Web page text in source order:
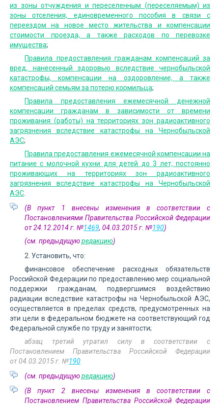
из зоны отчуждения и переселенным (переселяемым) из
зоны отселения, единовременного пособия в связи с
переездом на новое место жительства и компенсации
стоимости проезда, а также расходов по перевозке
имущества;
Правила предоставления гражданам компенсаций за
вред, нанесенный здоровью вследствие чернобыльской
катастрофы, компенсации на оздоровление, а также
компенсаций семьям за потерю кормильца;
Правила предоставления ежемесячной денежной
компенсации гражданам в зависимости от времени
проживания (работы) на территориях зон радиоактивного
загрязнения вследствие катастрофы на Чернобыльской
АЭС;
Правила предоставления ежемесячной компенсации на
питание с молочной кухни для детей до 3 лет, постоянно
проживающих на территориях зон радиоактивного
загрязнения вследствие катастрофы на Чернобыльской
АЭС
(В пункт 1 внесены изменения в соответствии с
Постановлениями Правительства Российской Федерации
от 24.12.2014 г. №1469, 04.03.2015 г. №190)
(см. предыдущуюредакцию)
2. Установить, что:
финансовое обеспечение расходных обязательств
Российской Федерации по предоставлению мер социальной
поддержки гражданам, подвергшимся воздействию
радиации вследствие катастрофы на Чернобыльской АЭС,
осуществляется в пределах средств, предусмотренных на
эти цели в федеральном бюджете на соответствующий год
Федеральной службе по труду и занятости;
абзац третий утратил силу в соответствии с
Постановлением Правительства Российской Федерации
от 04.03.2015 г. №190
(см. предыдущуюредакцию)
(В пункт 2 внесены изменения в соответствии с
Постановлением Правительства Российской Федерации